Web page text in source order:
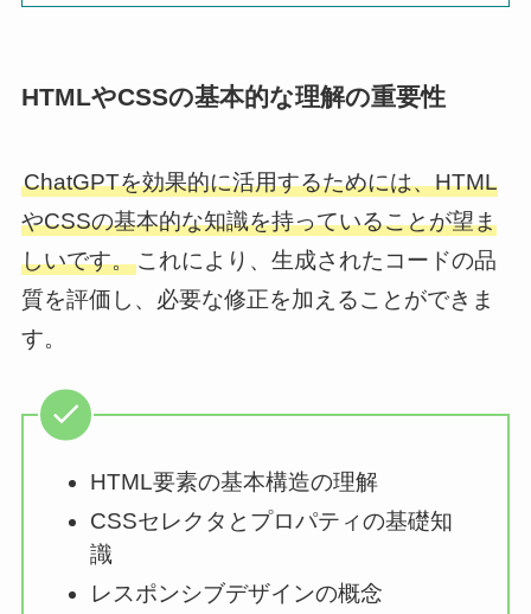
HTMLやCSSの基本的な理解の重要性
ChatGPTを効果的に活用するためには、HTML
やCSSの基本的な知識を持っていることが望ま
しいです。これにより、生成されたコードの品
質を評価し、必要な修正を加えることができま
す。
HTML要素の基本構造の理解
CSSセレクタとプロパティの基礎知
識
レスポンシブデザインの概念